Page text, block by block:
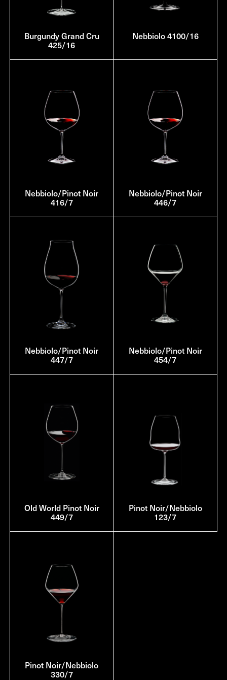
Burgundy Grand Cru
425/16
Nebbiolo 4100/16
Nebbiolo/Pinot Noir
416/7
Nebbiolo/Pinot Noir
446/7
Nebbiolo/Pinot Noir
447/7
Nebbiolo/Pinot Noir
454/7
Old World Pinot Noir
449/7
Pinot Noir/Nebbiolo
123/7
Pinot Noir/Nebbiolo
330/7